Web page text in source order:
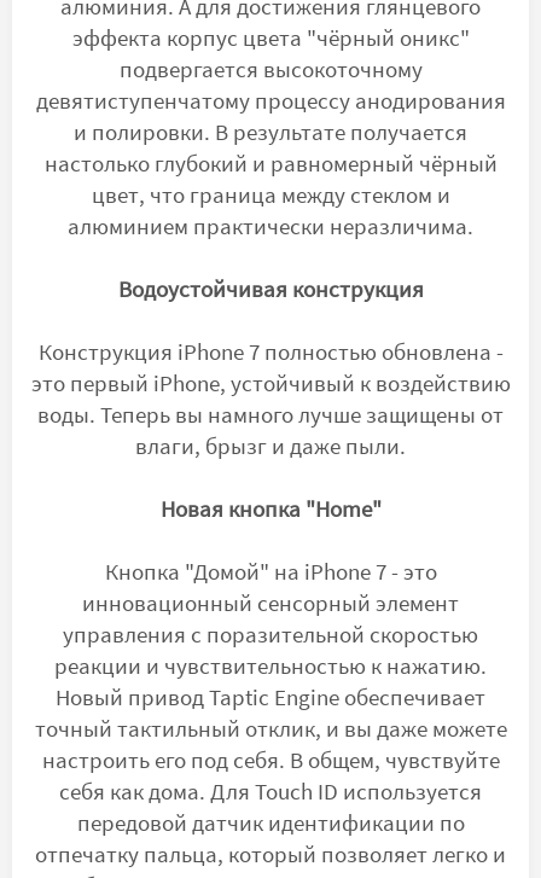
алюминия. А для достижения глянцевого
эффекта корпус цвета "чёрный оникс"
подвергается высокоточному
девятиступенчатому процессу анодирования
и полировки. В результате получается
настолько глубокий и равномерный чёрный
цвет, что граница между стеклом и
алюминием практически неразличима.
Водоустойчивая конструкция
Конструкция iPhone 7 полностью обновлена -
это первый iPhone, устойчивый к воздействию
воды. Теперь вы намного лучше защищены от
влаги, брызг и даже пыли.
Новая кнопка "Home"
Кнопка "Домой" на iPhone 7 - это
инновационный сенсорный элемент
управления с поразительной скоростью
реакции и чувствительностью к нажатию.
Новый привод Taptic Engine обеспечивает
точный тактильный отклик, и вы даже можете
настроить его под себя. В общем, чувствуйте
себя как дома. Для Touch ID используется
передовой датчик идентификации по
отпечатку пальца, который позволяет легко и